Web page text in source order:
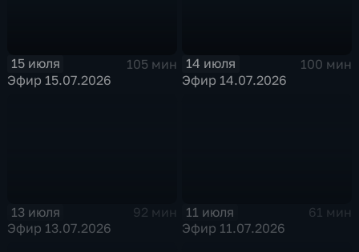
15 июля
105 мин
Эфир 15.07.2026
14 июля
100 мин
Эфир 14.07.2026
13 июля
92 мин
Эфир 13.07.2026
11 июля
61 мин
Эфир 11.07.2026